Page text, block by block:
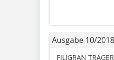
Ausgabe 10/2018
FILIGRAN